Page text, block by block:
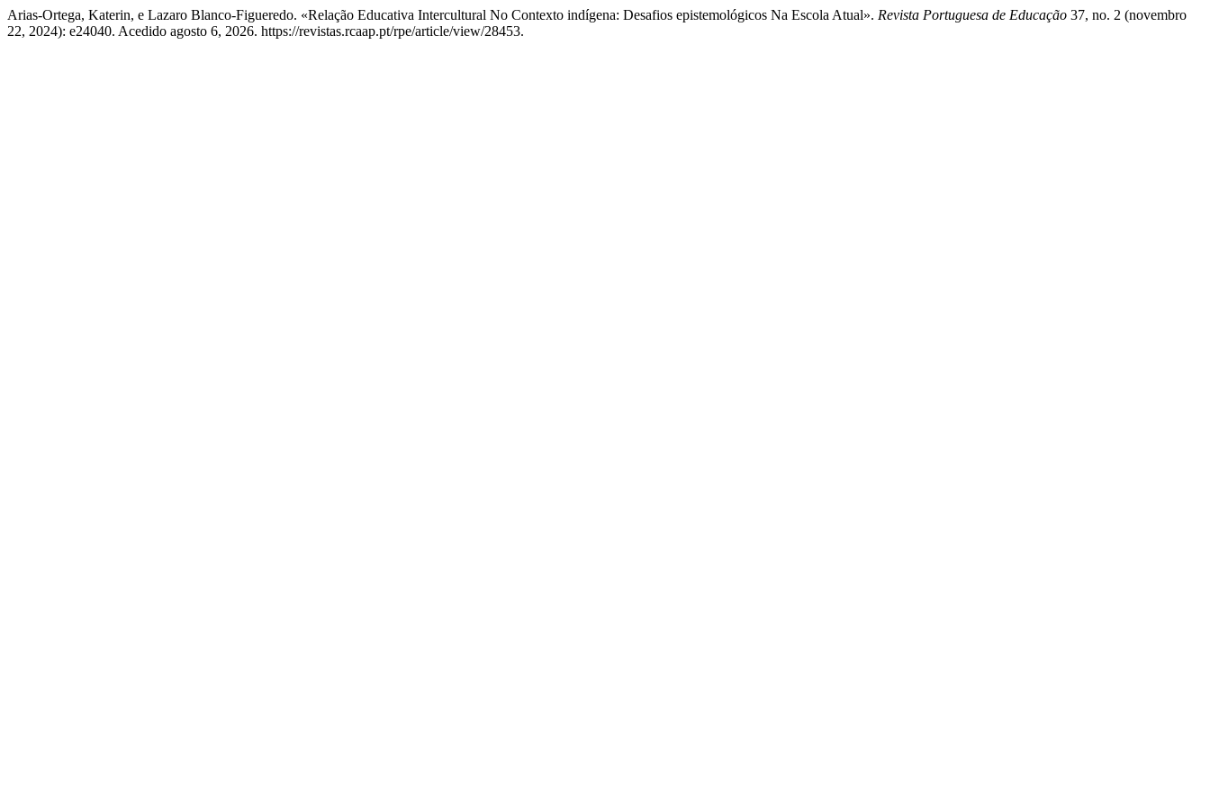
Arias-Ortega, Katerin, e Lazaro Blanco-Figueredo. «Relação Educativa Intercultural No Contexto indígena: Desafios epistemológicos Na Escola Atual». Revista Portuguesa de Educação 37, no. 2 (novembro
22, 2024): e24040. Acedido agosto 6, 2026. https://revistas.rcaap.pt/rpe/article/view/28453.